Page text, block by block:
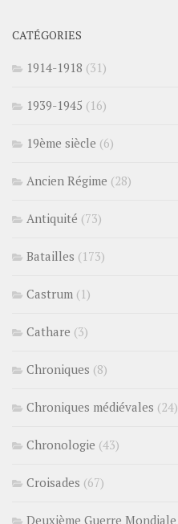
CATÉGORIES
1914-1918 (31)
1939-1945 (16)
19ème siècle (6)
Ancien Régime (28)
Antiquité (73)
Batailles (173)
Castrum (1)
Cathare (3)
Chroniques (8)
Chroniques médiévales (24)
Chronologie (43)
Croisades (67)
Deuxième Guerre Mondiale